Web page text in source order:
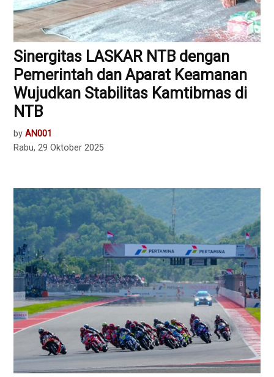
Sinergitas LASKAR NTB dengan
Pemerintah dan Aparat Keamanan
Wujudkan Stabilitas Kamtibmas di
NTB
by AN001
Rabu, 29 Oktober 2025